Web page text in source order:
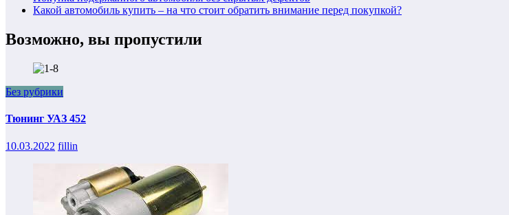
Какой автомобиль купить – на что стоит обратить внимание перед покупкой?
Возможно, вы пропустили
Без рубрики
Тюнинг УАЗ 452
10.03.2022 fillin